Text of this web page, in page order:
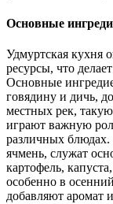
Основные
Удмуртская кухня
ресурсы, что
Основные
говядину и дичь,
местных рек,
играют важную
различных блюдах.
ячмень, служат
картофель,
особенно в
добавляют аромат